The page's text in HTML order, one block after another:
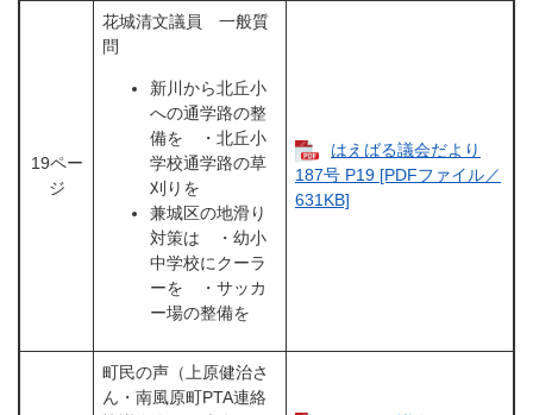
19ペー
ジ
花城清文議員 一般質
問
新川から北丘小
への通学路の整
備を ・北丘小
学校通学路の草
刈りを
兼城区の地滑り
対策は ・幼小
中学校にクーラ
ーを ・サッカ
ー場の整備を
はえばる議会だより
187号 P19 [PDFファイル／
631KB]
町民の声（上原健治さ
ん・南風原町PTA連絡